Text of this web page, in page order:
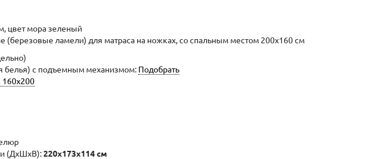
цвет мора зеленый
(березовые ламели) для матраса на ножках, со спальным местом 200х160 см
белья) с подъемным механизмом: Подобрать
160х200
(ДxШхВ):220x173x114 cм